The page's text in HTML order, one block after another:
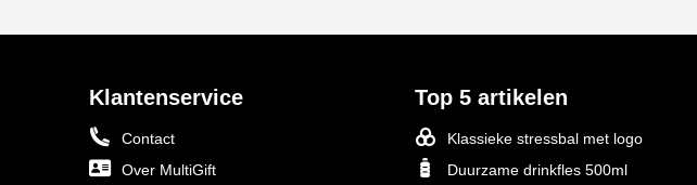
Klantenservice
Contact
Over MultiGift
Top 5 artikelen
Klassieke stressbal met logo
Duurzame drinkfles 500ml